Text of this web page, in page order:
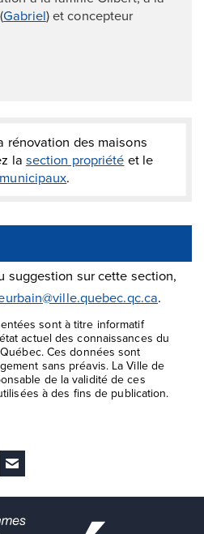
Gabriel) et concepteur
rénovation des maisons
la section propriété et le
.
suggestion sur cette section,
.
sont à titre informatif
actuel des connaissances du
Ces données sont
sans préavis. La Ville de
de la validité de ces
à des fins de publication.
Envoyer Ã un ami